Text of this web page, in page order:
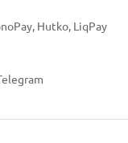
Hutko, LiqPay